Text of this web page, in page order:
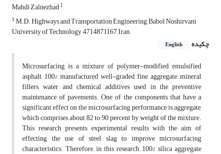
Mahdi Zalnezhad1
1M.D. Highways and Transportation Engineering, Babol Noshirvani
University of Technology, 4714871167, Iran
چکیده
English
Microsurfacing is a mixture of polymer-modified emulsified
asphalt, 100% manufactured well-graded fine aggregate, mineral
fillers, water and chemical additives used in the preventive
maintenance of pavements. One of the components that have a
significant effect on the microsurfacing performance is aggregate,
which comprises about 82 to 90 percent by weight of the mixture.
This research presents experimental results with the aim of
effecting the use of steel slag to improve microsurfacing
characteristics. Therefore, in this research, 100% silica aggregate